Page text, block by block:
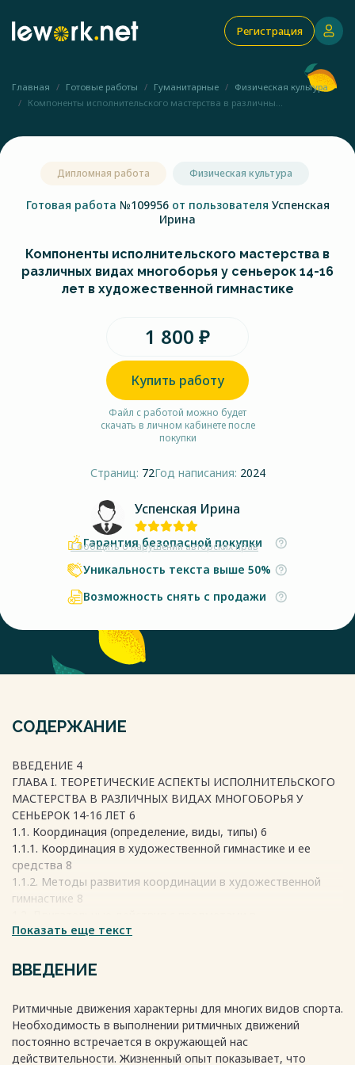
Регистрация
Главная Готовые работы Гуманитарные
Физическая культура
Компоненты исполнительского мастерства в различны...
Дипломная работа Физическая культура
Готовая работа №109956 от пользователя Успенская
Ирина
Компоненты исполнительского мастерства в
различных видах многоборья у сеньерок 14-16
лет в художественной гимнастике
1 800 ₽
Купить работу
Файл с работой можно будет
скачать в личном кабинете после
покупки
Страниц: 72Год написания: 2024
Успенская Ирина
Сообщить о нарушении авторских прав
Гарантия безопасной покупки
Уникальность текста выше 50%
Возможность снять с продажи
СОДЕРЖАНИЕ
ВВЕДЕНИЕ 4
ГЛАВА I. ТЕОРЕТИЧЕСКИЕ АСПЕКТЫ ИСПОЛНИТЕЛЬСКОГО
МАСТЕРСТВА В РАЗЛИЧНЫХ ВИДАХ МНОГОБОРЬЯ У
СЕНЬЕРОК 14-16 ЛЕТ 6
1.1. Координация (определение, виды, типы) 6
1.1.1. Координация в художественной гимнастике и ее
средства 8
1.1.2. Методы развития координации в художественной
гимнастике 8
художественной гимнастике 8
8
1.2.2. Предметная подготовка как компонент технической
1.2.3. Классификация упражнений и основы техники
двигательных действий с предметами в художественной
гимнастике 12
Показать еще текст
ВВЕДЕНИЕ
Ритмичные движения характерны для многих видов спорта.
Необходимость в выполнении ритмичных движений
постоянно встречается в окружающей нас
действительности. Жизненный опыт показывает, что